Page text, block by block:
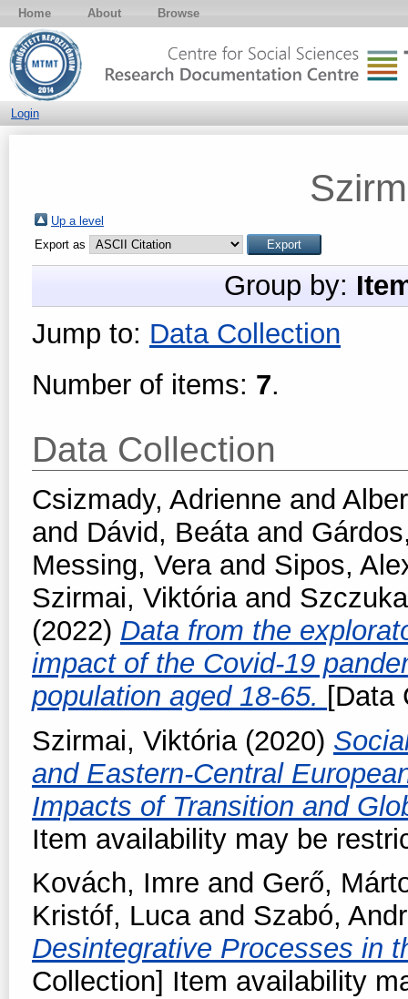
Home About Browse
Login
Up a level
Export as
Group by:
Jump to: Data Collection
Number of items: 7.
Data Collection
Csizmady, Adrienne and
and Dávid, Beátaand
Messing, Veraand Sipos,
Szirmai, Viktóriaand
(2022) Data from the
impact of the Covid-19
population aged 18-65. [Data
Szirmai, Viktória(2020)
and Eastern-Central
Impacts of Transition and
Item availability may be
Kovách, Imre and Gerő,
Kristóf, Lucaand Szabó,
Desintegrative Processes in
Collection] Item availability